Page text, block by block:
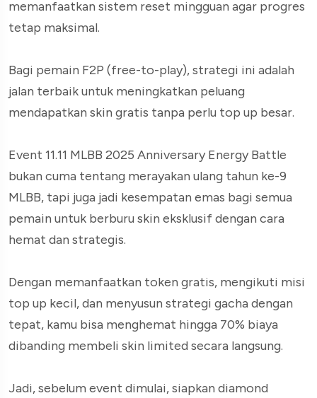
memanfaatkan sistem reset mingguan agar progres
tetap maksimal.
Bagi pemain F2P (free-to-play), strategi ini adalah
jalan terbaik untuk meningkatkan peluang
mendapatkan skin gratis tanpa perlu top up besar.
Event 11.11 MLBB 2025 Anniversary Energy Battle
bukan cuma tentang merayakan ulang tahun ke-9
MLBB, tapi juga jadi kesempatan emas bagi semua
pemain untuk berburu skin eksklusif dengan cara
hemat dan strategis.
Dengan memanfaatkan token gratis, mengikuti misi
top up kecil, dan menyusun strategi gacha dengan
tepat, kamu bisa menghemat hingga 70% biaya
dibanding membeli skin limited secara langsung.
Jadi, sebelum event dimulai, siapkan diamond